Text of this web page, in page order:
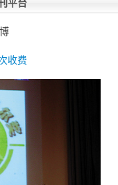
平台
收费